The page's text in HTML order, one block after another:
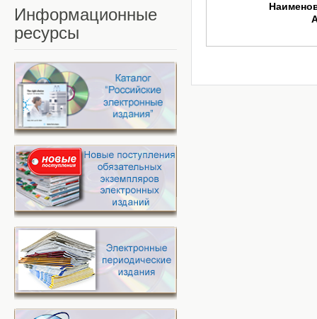
Информационные
ресурсы